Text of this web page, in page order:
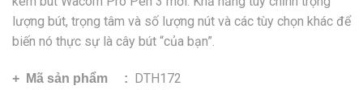
lượng bút, trọng tâm và số lượng nút và các tùy chọn khác để
biến nó thực sự là cây bút “của bạn”.
+ Mã sản phẩm : DTH172